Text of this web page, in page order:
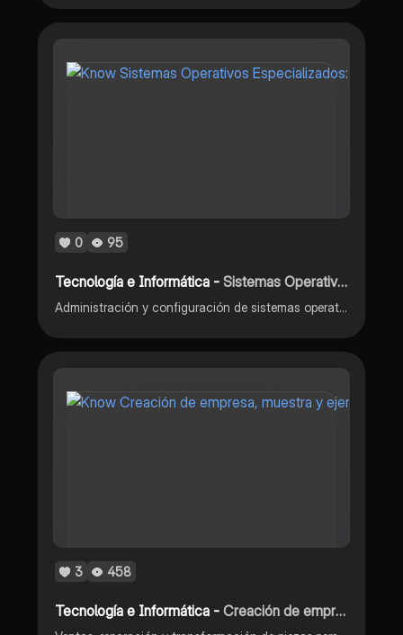
0 95
Tecnología e Informática -Sistemas Operativos Especializados:
Administración y configuración de sistemas operativos empresariales.
3 458
Tecnología e Informática -Creación de empresa, muestra y ejemplos